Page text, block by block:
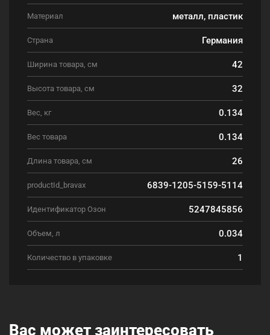
Материал металл, пластик
Страна Германия
Ширина товара, см 42
Высота товара, см 32
Вес, кг 0.134
Вес товара 0.134
Длина товара, см 26
productId_bravax 6839-1205-5159-5114
Идентификатор Озон 5247845856
Объем, л 0.034
Количество в упаковке 1
Вас может заинтересовать